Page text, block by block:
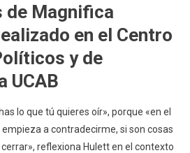
de Magnifica
en el Centro
y de
UCAB
lo que tú quieres oír», porque «en el
a contradecirme, si son cosas
reflexiona Hulett en el contexto